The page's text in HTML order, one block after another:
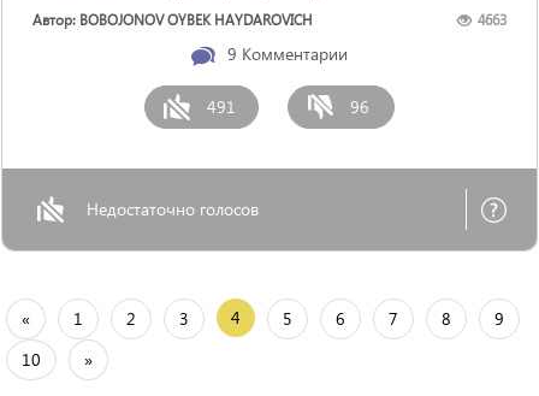
Автор: BOBOJONOV OYBEK HAYDAROVICH 4663
9 Комментарии
491 96
Недостаточно голосов
« 1 2 3 4 5 6 7 8
9
10
»